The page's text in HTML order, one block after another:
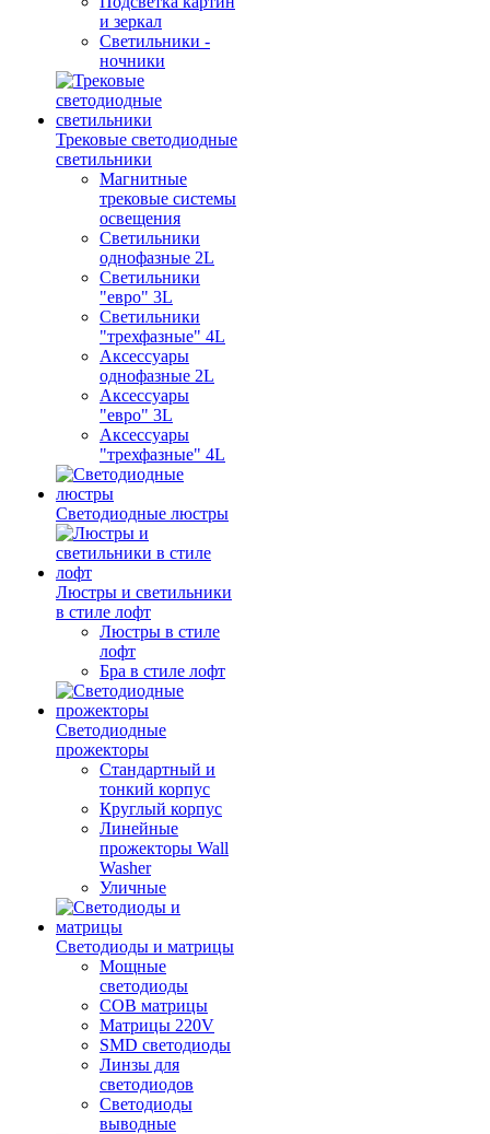
и зеркал
Светильники -
ночники
Трековые светодиодные
светильники
Магнитные
трековые системы
освещения
Светильники
однофазные 2L
Светильники
"евро" 3L
Светильники
"трехфазные" 4L
Аксессуары
однофазные 2L
Аксессуары
"евро" 3L
Аксессуары
"трехфазные" 4L
Светодиодные люстры
Люстры и светильники
в стиле лофт
Люстры в стиле
лофт
Бра в стиле лофт
Светодиодные
прожекторы
Стандартный и
тонкий корпус
Круглый корпус
Линейные
прожекторы Wall
Washer
Уличные
Светодиоды и матрицы
Мощные
светодиоды
COB матрицы
Матрицы 220V
SMD светодиоды
Линзы для
светодиодов
Светодиоды
выводные